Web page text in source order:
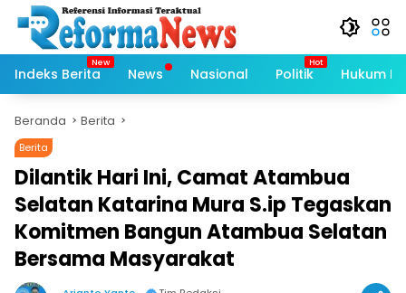
Langsung
konten
Indeks Berita
News Nasional Politik Hukum
Beranda Berita
Berita
Dilantik Hari Ini, Camat Atambua
Selatan Katarina Mura S.ip Tegaskan
Komitmen Bangun Atambua Selatan
Bersama Masyarakat